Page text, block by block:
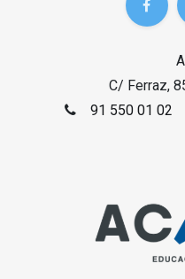
C/ Ferraz,
91 550 01 02